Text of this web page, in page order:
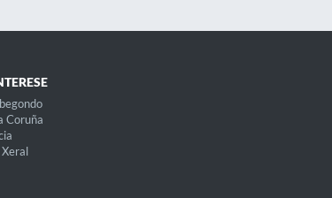
Coruña